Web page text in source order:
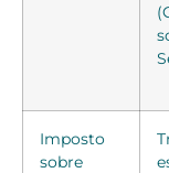
Imposto
sobre